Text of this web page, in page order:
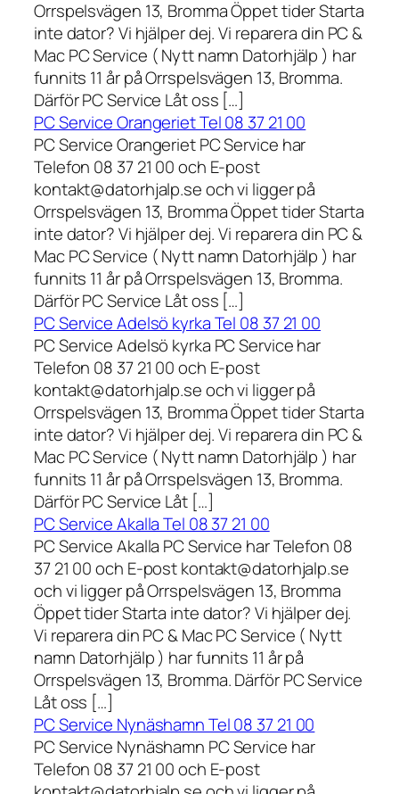
Orrspelsvägen 13, Bromma Öppet tider Starta
inte dator? Vi hjälper dej. Vi reparera din PC &
Mac PC Service ( Nytt namn Datorhjälp ) har
funnits 11 år på Orrspelsvägen 13, Bromma.
Därför PC Service Låt oss […]
PC Service Orangeriet Tel 08 37 21 00
PC Service Orangeriet PC Service har
Telefon 08 37 21 00 och E-post
kontakt@datorhjalp.se och vi ligger på
Orrspelsvägen 13, Bromma Öppet tider Starta
inte dator? Vi hjälper dej. Vi reparera din PC &
Mac PC Service ( Nytt namn Datorhjälp ) har
funnits 11 år på Orrspelsvägen 13, Bromma.
Därför PC Service Låt oss […]
PC Service Adelsö kyrka Tel 08 37 21 00
PC Service Adelsö kyrka PC Service har
Telefon 08 37 21 00 och E-post
kontakt@datorhjalp.se och vi ligger på
Orrspelsvägen 13, Bromma Öppet tider Starta
inte dator? Vi hjälper dej. Vi reparera din PC &
Mac PC Service ( Nytt namn Datorhjälp ) har
funnits 11 år på Orrspelsvägen 13, Bromma.
Därför PC Service Låt […]
PC Service Akalla Tel 08 37 21 00
PC Service Akalla PC Service har Telefon 08
37 21 00 och E-post kontakt@datorhjalp.se
och vi ligger på Orrspelsvägen 13, Bromma
Öppet tider Starta inte dator? Vi hjälper dej.
Vi reparera din PC & Mac PC Service ( Nytt
namn Datorhjälp ) har funnits 11 år på
Orrspelsvägen 13, Bromma. Därför PC Service
Låt oss […]
PC Service Nynäshamn Tel 08 37 21 00
PC Service Nynäshamn PC Service har
Telefon 08 37 21 00 och E-post